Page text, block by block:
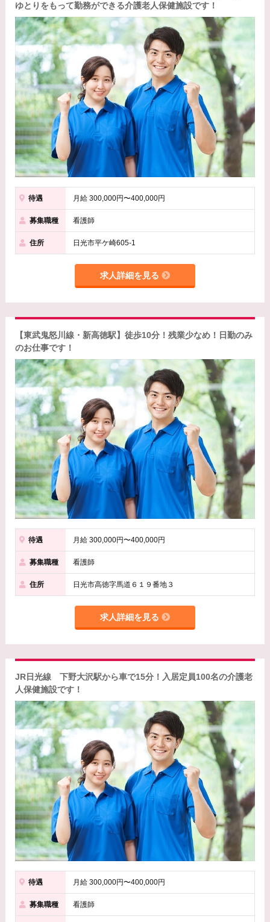
ゆとりをもって勤務ができる介護老人保健施設です！
待遇 月給 300,000円〜400,000円
募集職種 看護師
住所 日光市平ケ崎605-1
求人詳細を見る
【東武鬼怒川線・新高徳駅】徒歩10分！残業少なめ！日勤のみ
のお仕事です！
待遇 月給 300,000円〜400,000円
募集職種 看護師
住所 日光市高徳字馬道６１９番地３
求人詳細を見る
JR日光線 下野大沢駅から車で15分！入居定員100名の介護老
人保健施設です！
待遇 月給 300,000円〜400,000円
募集職種 看護師